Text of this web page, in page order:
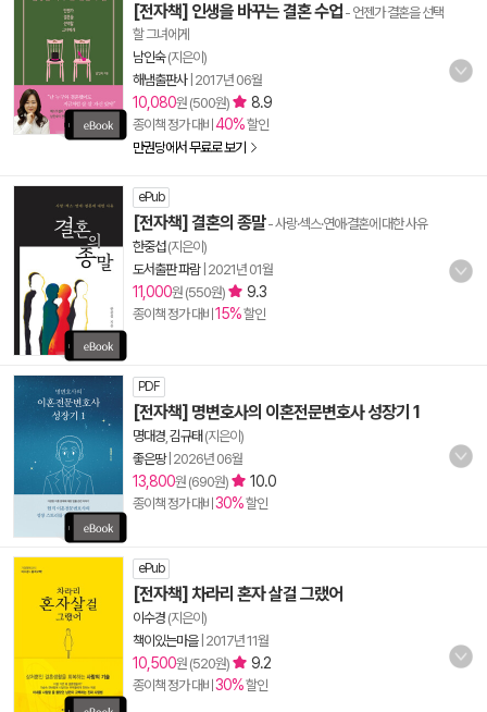
[전자책] 인생을 바꾸는 결혼 수업 - 언젠가 결혼을 선택
할 그녀에게
남인숙(지은이)
해냄출판사| 2017년 06월
10,080원 (500원) 8.9
종이책 정가 대비 40%할인
만권당에서 무료로 보기
ePub
[전자책] 결혼의 종말- 사랑·섹스·연애·결혼에 대한 사유
한중섭(지은이)
도서출판 파람| 2021년 01월
11,000원 (550원) 9.3
종이책 정가 대비 15%할인
PDF
[전자책] 명변호사의 이혼전문변호사 성장기 1
명대경 김규태 (지은이)
좋은땅| 2026년 06월
13,800원 (690원) 10.0
종이책 정가 대비 30%할인
ePub
[전자책] 차라리 혼자 살걸 그랬어
이수경 (지은이)
책이있는마을| 2017년 11월
10,500원 (520원) 9.2
종이책 정가 대비 30%할인